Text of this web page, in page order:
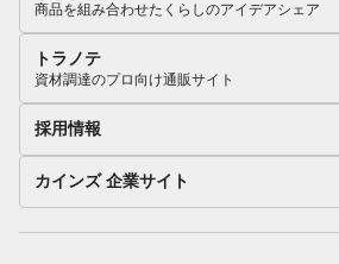
商品を組み合わせたくらしのアイデアシェア
トラノテ
資材調達のプロ向け通販サイト
採用情報
カインズ 企業サイト